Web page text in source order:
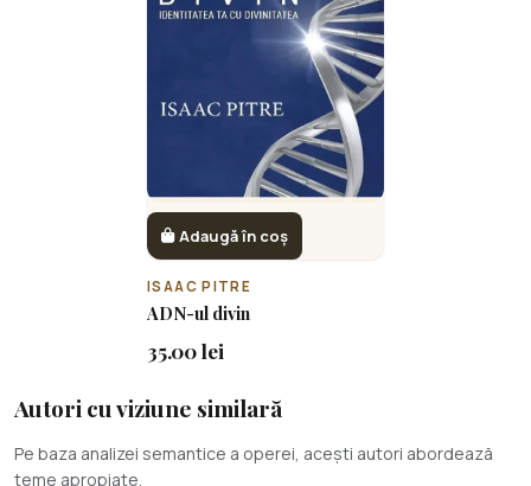
Adaugă în coș
ISAAC PITRE
ADN-ul divin
35.00 lei
Autori cu viziune similară
Pe baza analizei semantice a operei, acești autori abordează
teme apropiate.